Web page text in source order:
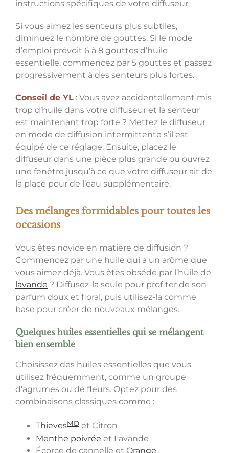
instructions spécifiques de votre diffuseur.
Si vous aimez les senteurs plus subtiles,
diminuez le nombre de gouttes. Si le mode
d’emploi prévoit 6 à 8 gouttes d’huile
essentielle, commencez par 5 gouttes et passez
progressivement à des senteurs plus fortes.
Conseil de YL:Vous avez accidentellement mis
trop d’huile dans votre diffuseur et la senteur
est maintenant trop forte ? Mettez le diffuseur
en mode de diffusion intermittente s’il est
équipé de ce réglage. Ensuite, placez le
diffuseur dans une pièce plus grande ou ouvrez
une fenêtre jusqu’à ce que votre diffuseur ait de
la place pour de l’eau supplémentaire.
Des mélanges formidables pour toutes les
occasions
Vous êtes novice en matière de diffusion ?
Commencez par une huile qui a un arôme que
vous aimez déjà. Vous êtes obsédé par l’huile de
lavande ? Diffusez-la seule pour profiter de son
parfum doux et floral, puis utilisez-la comme
base pour créer de nouveaux mélanges.
Quelques huiles essentielles qui se mélangent
bien ensemble
Choisissez des huiles essentielles que vous
utilisez fréquemment, comme un groupe
d’agrumes ou de fleurs. Optez pour des
combinaisons classiques comme :
ThievesMDet Citron
Menthe poivrée et Lavande
Écorce de cannelle et Orange